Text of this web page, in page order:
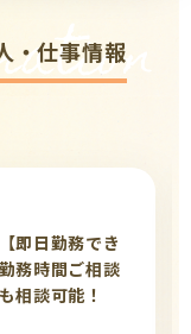
・仕事情報
即日勤務でき
務時間ご相談
相談可能！